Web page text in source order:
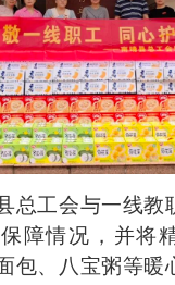
工会与一线教
障情况，并将
包、八宝粥等暖